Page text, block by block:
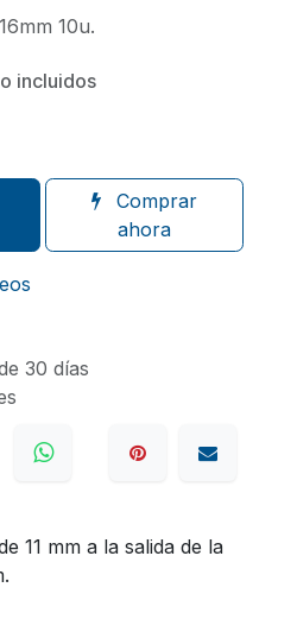
10u.
incluidos
Comprar
ahora
30 días
11 mm a la salida de la